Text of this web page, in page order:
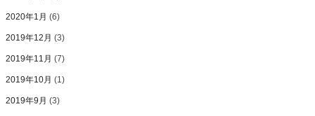
2020年1月 (6)
2019年12月 (3)
2019年11月 (7)
2019年10月 (1)
2019年9月 (3)